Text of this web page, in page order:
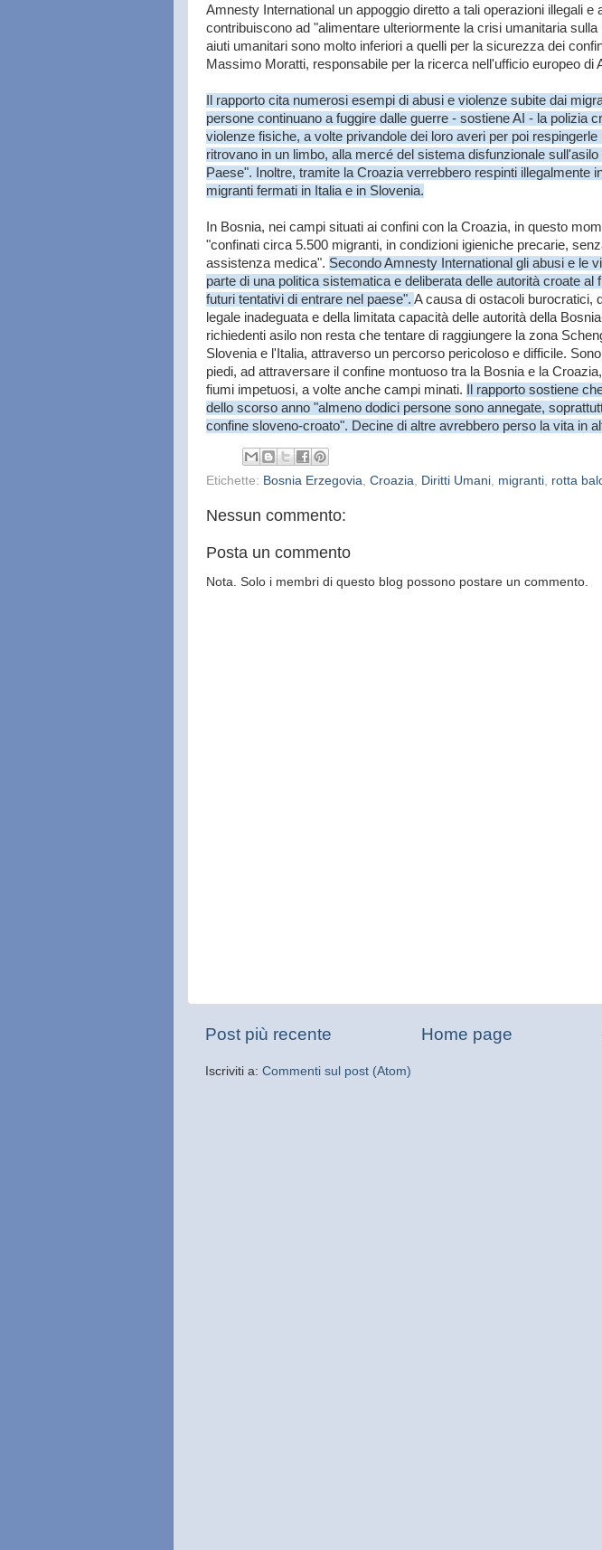
Amnesty International un appoggio diretto a tali operazioni illegali e
contribuiscono ad "alimentare ulteriormente la crisi umanitaria
aiuti umanitari sono molto inferiori a quelli per la sicurezza dei
Massimo Moratti, responsabile per la ricerca nell'ufficio europeo di
Il rapporto cita numerosi esempi di abusi e violenze subite dai
persone continuano a fuggire dalle guerre - sostiene AI - la polizia
violenze fisiche, a volte privandole dei loro averi per poi
ritrovano in un limbo, alla mercé del sistema disfunzionale sull'asilo
Paese". Inoltre, tramite la Croazia verrebbero respinti illegalmente
migranti fermati in Italia e in Slovenia.
In Bosnia, nei campi situati ai confini con la Croazia, in questo
"confinati circa 5.500 migranti, in condizioni igieniche precarie,
assistenza medica". Secondo Amnesty International gli abusi e le
parte di una politica sistematica e deliberata delle autorità croate al
futuri tentativi di entrare nel paese". A causa di ostacoli burocratici,
legale inadeguata e della limitata capacità delle autorità della
richiedenti asilo non resta che tentare di raggiungere la zona
Slovenia e l'Italia, attraverso un percorso pericoloso e difficile.
piedi, ad attraversare il confine montuoso tra la Bosnia e la
fiumi impetuosi, a volte anche campi minati.
Il rapporto sostiene
dello scorso anno "almeno dodici persone sono annegate,
confine sloveno-croato". Decine di altre avrebbero perso la vita in
Etichette: Bosnia Erzegovia Croazia Diritti Umani migranti rotta
Nessun commento:
Posta un commento
Nota. Solo i membri di questo blog possono postare un commento.
Post più recente Home page
Iscriviti a: Commenti sul post (Atom)